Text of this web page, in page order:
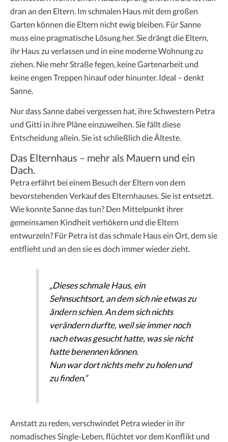
dran an den Eltern. Im schmalen Haus mit dem großen
Garten können die Eltern nicht ewig bleiben. Für Sanne
muss eine pragmatische Lösung her. Sie drängt die Eltern,
ihr Haus zu verlassen und in eine moderne Wohnung zu
ziehen. Nie mehr Straße fegen, keine Gartenarbeit und
keine engen Treppen hinauf oder hinunter. Ideal – denkt
Sanne.
Nur dass Sanne dabei vergessen hat, ihre Schwestern Petra
und Gitti in ihre Pläne einzuweihen. Sie fällt diese
Entscheidung allein. Sie ist schließlich die Älteste.
Das Elternhaus – mehr als Mauern und ein
Dach.
Petra erfährt bei einem Besuch der Eltern von dem
bevorstehenden Verkauf des Elternhauses. Sie ist entsetzt.
Wie konnte Sanne das tun? Den Mittelpunkt ihrer
gemeinsamen Kindheit verhökern und die Eltern
entwurzeln? Für Petra ist das schmale Haus ein Ort, dem sie
entflieht und an den sie es doch immer wieder zieht.
„Dieses schmale Haus, ein
Sehnsuchtsort, an dem sich nie etwas zu
ändern schien. An dem sich nichts
verändern durfte, weil sie immer noch
nach etwas gesucht hatte, was sie nicht
hatte benennen können.
Nun war dort nichts mehr zu holen und
zu finden.“
Anstatt zu reden, verschwindet Petra wieder in ihr
nomadisches Single-Leben, flüchtet vor dem Konflikt und